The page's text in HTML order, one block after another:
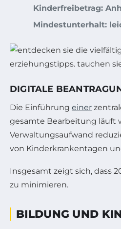
Kinderfreibetrag:
Mindestunterhalt:
DIGITALE
Die Einführung einer
gesamte Bearbeitung läuft
Verwaltungsaufwand
von Kinderkrankentagen
Insgesamt zeigt sich, dass
zu minimieren.
BILDUNG UND